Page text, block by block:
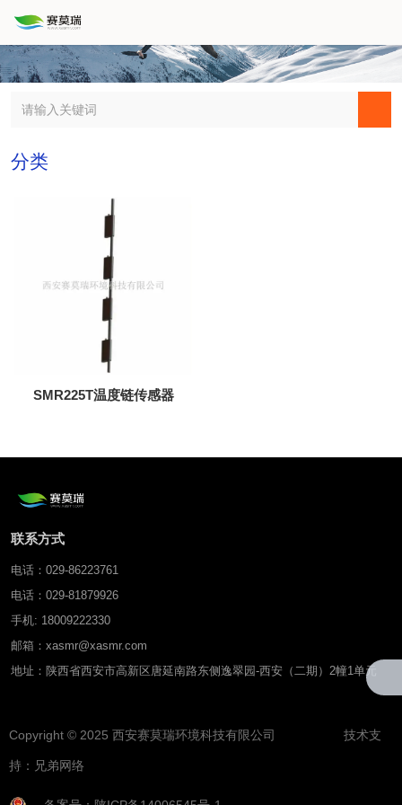
分类
SMR225T温度链传感器
联系方式
电话：029-86223761
电话：029-81879926
手机: 18009222330
邮箱：xasmr@xasmr.com
地址：陕西省西安市高新区唐延南路东侧逸翠园-西安（二期）2幢1单元
Copyright © 2025 西安赛莫瑞环境科技有限公司 技术支
持： 兄弟网络